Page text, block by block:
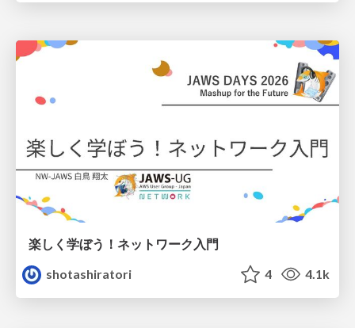
楽しく学ぼう！ネットワーク入門
shotashiratori
4 4.1k